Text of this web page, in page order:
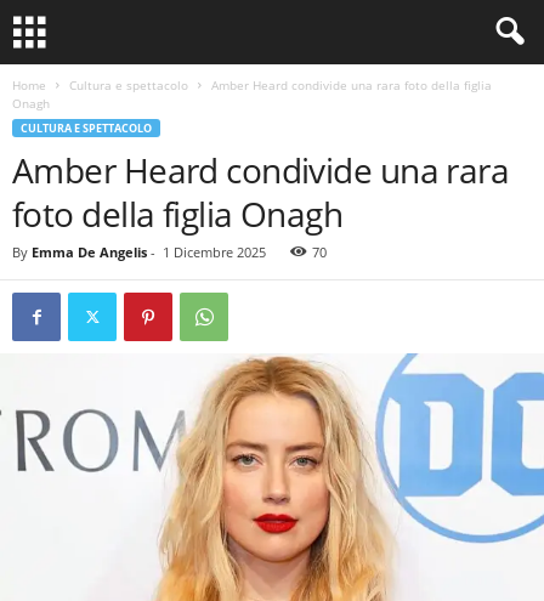
Home Cultura e spettacolo
Amber Heard condivide una rara foto della figlia
Onagh
CULTURA E SPETTACOLO
Amber Heard condivide una rara
foto della figlia Onagh
By Emma De Angelis - 1 Dicembre 2025 70